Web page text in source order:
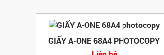
GIẤY A-ONE 68A4 PHOTOCOPY